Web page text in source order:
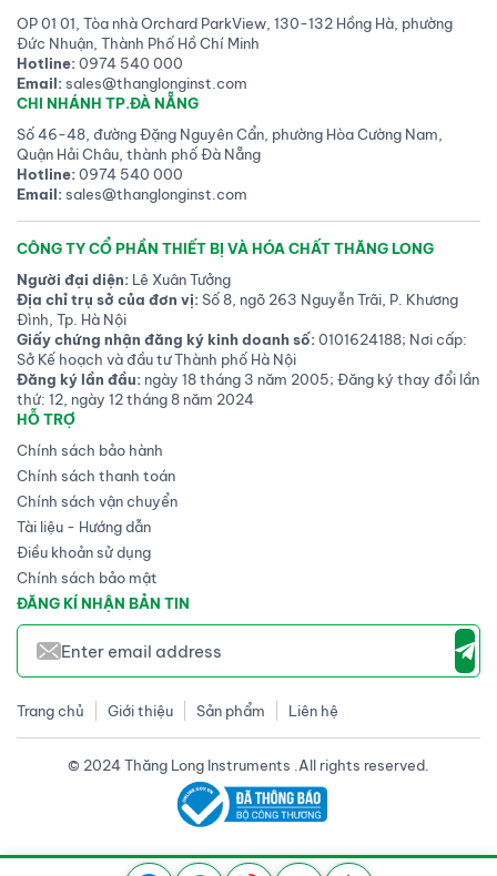
OP 01 01, Tòa nhà Orchard ParkView, 130-132 Hồng Hà, phường
Đức Nhuận, Thành Phố Hồ Chí Minh
Hotline:0974 540 000
Email:sales@thanglonginst.com
CHI NHÁNH TP.ĐÀ NẴNG
Số 46-48, đường Đặng Nguyên Cẩn, phường Hòa Cường Nam,
Quận Hải Châu, thành phố Đà Nẵng
Hotline:0974 540 000
Email:sales@thanglonginst.com
CÔNG TY CỔ PHẦN THIẾT BỊ VÀ HÓA CHẤT THĂNG LONG
Người đại diện: Lê Xuân Tưởng
Địa chỉ trụ sở của đơn vị:Số 8, ngõ 263 Nguyễn Trãi, P. Khương
Đình, Tp. Hà Nội
Giấy chứng nhận đăng ký kinh doanh số:0101624188; Nơi cấp:
Sở Kế hoạch và đầu tư Thành phố Hà Nội
Đăng ký lần đầu: ngày 18 tháng 3 năm 2005; Đăng ký thay đổi lần
thứ: 12, ngày 12 tháng 8 năm 2024
HỖ TRỢ
Chính sách bảo hành
Chính sách thanh toán
Chính sách vận chuyển
Tài liệu - Hướng dẫn
Điều khoản sử dụng
Chính sách bảo mật
ĐĂNG KÍ NHẬN BẢN TIN
Trang chủ Giới thiệu Sản phẩm Liên hệ
© 2024 Thăng Long Instruments .All rights reserved.